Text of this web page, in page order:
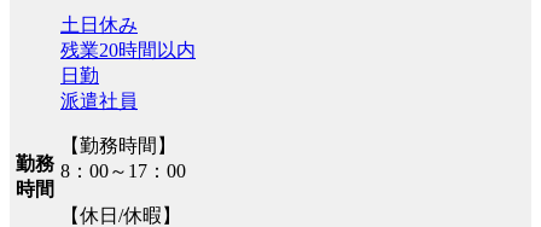
勤務
時間
土日休み
残業20時間以内
日勤
派遣社員
【勤務時間】
8：00～17：00
【休日/休暇】